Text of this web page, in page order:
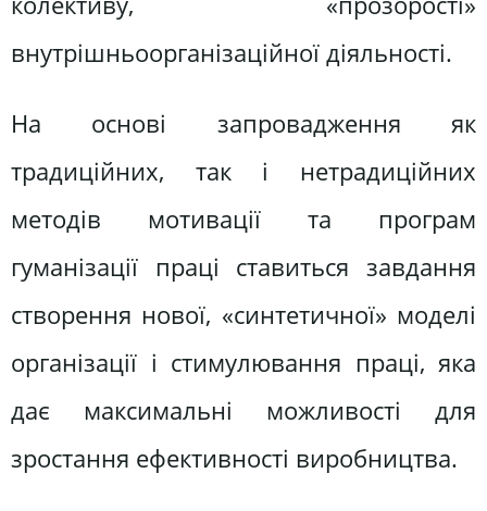
внутрішньоорганізаційної діяльності.
На основі запровадження як
традиційних, так і нетрадиційних
методів мотивації та програм
гуманізації праці ставиться завдання
створення нової, «синтетичної» моделі
організації і стимулювання праці, яка
дає максимальні можливості для
зростання ефективності виробництва.